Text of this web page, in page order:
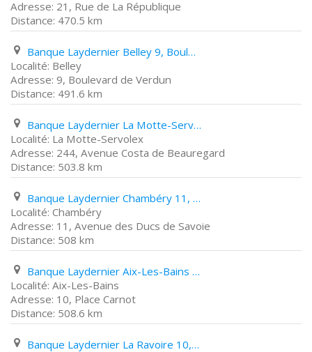
21, Rue de La République
470.5 km
Banque Laydernier Belley 9, Boulevard de Verdun
Belley
9, Boulevard de Verdun
491.6 km
Banque Laydernier La Motte-Servolex 244, Avenue Costa de Beauregard
La Motte-Servolex
244, Avenue Costa de Beauregard
503.8 km
Banque Laydernier Chambéry 11, Avenue des Ducs de Savoie
Chambéry
11, Avenue des Ducs de Savoie
508 km
Banque Laydernier Aix-Les-Bains 10, Place Carnot
Aix-Les-Bains
10, Place Carnot
508.6 km
Banque Laydernier La Ravoire 10, Rue Du Bois de Leysse